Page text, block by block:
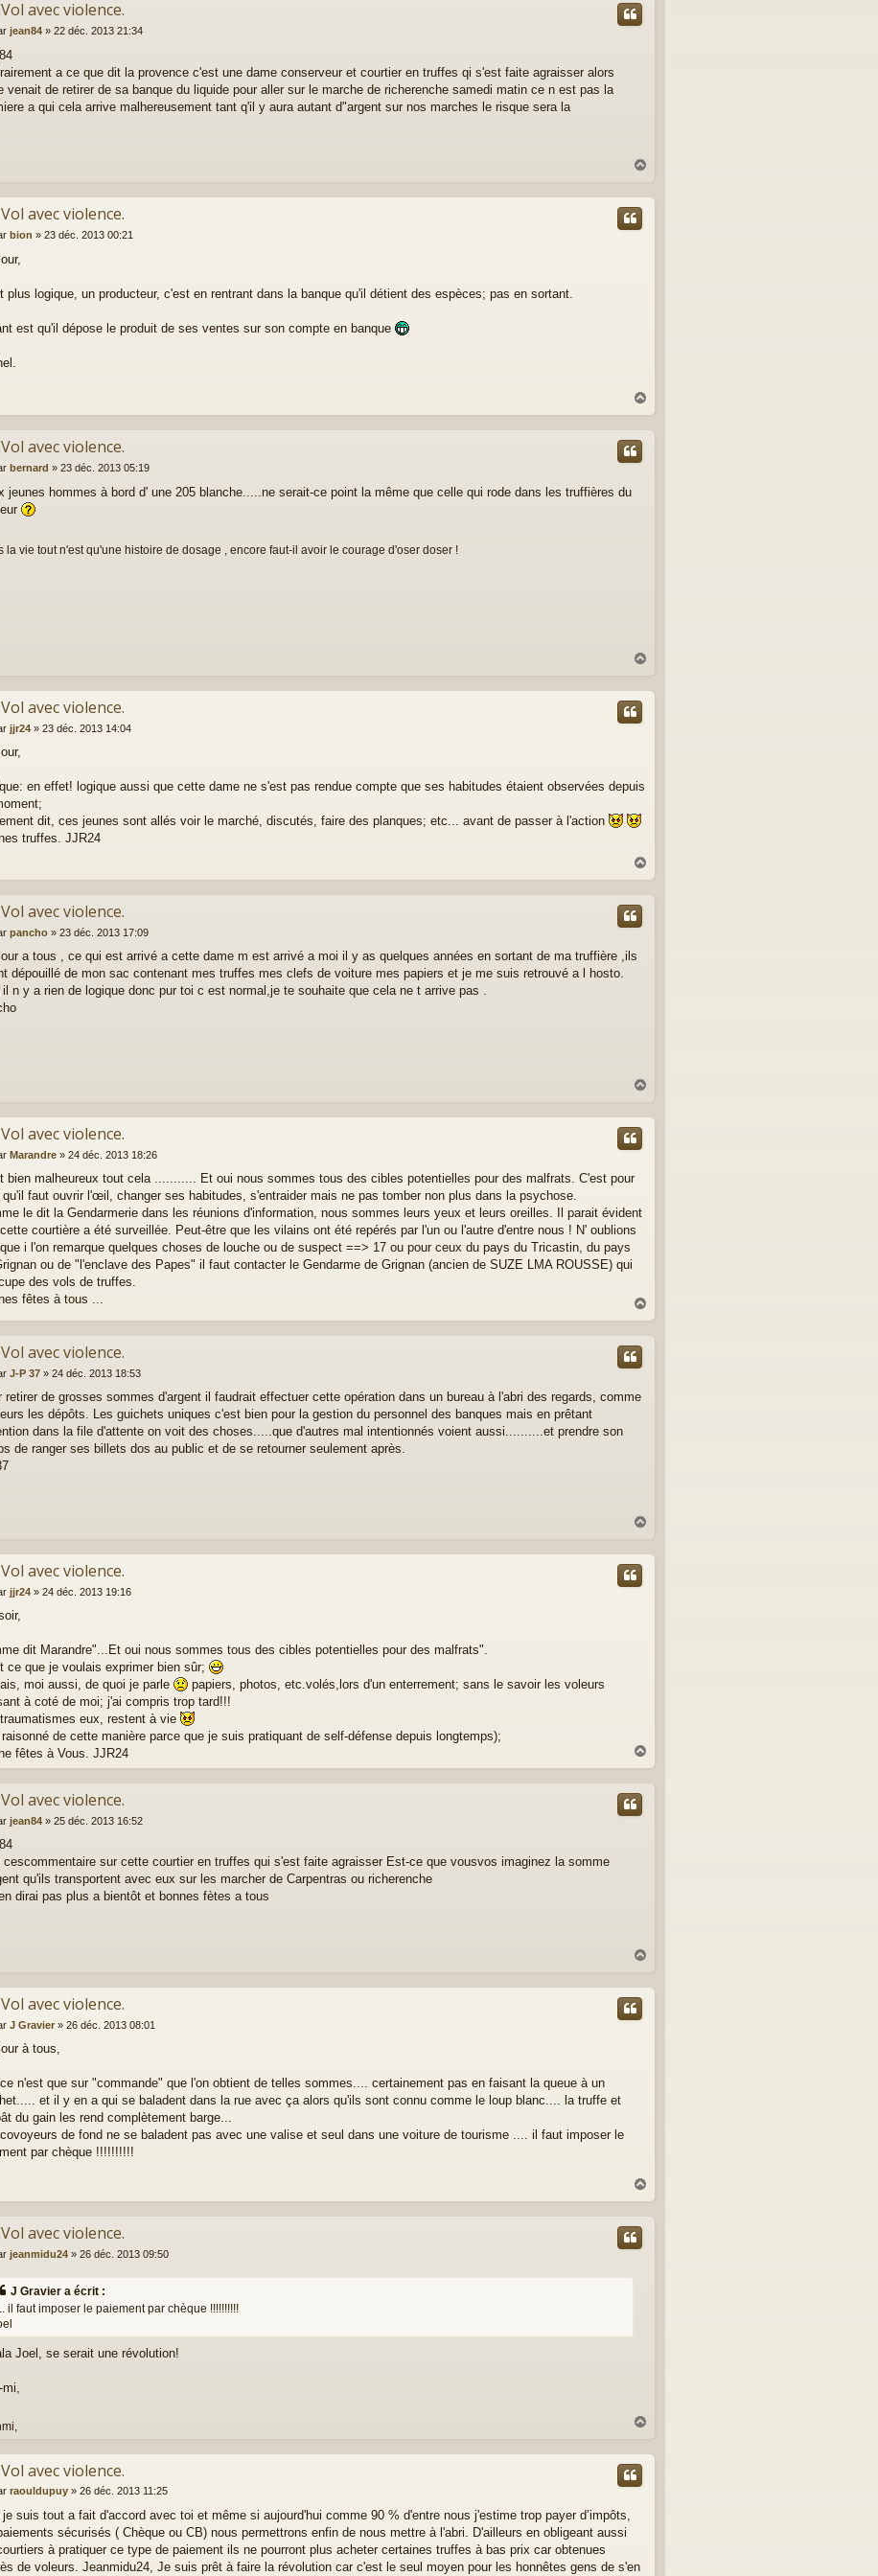
Vol avec violence.
jean84» 22 déc. 2013 21:34
a ce que dit la provence c'est une dame conserveur et courtier en truffes qi s'est faite agraisser alors
venait de retirer de sa banque du liquide pour aller sur le marche de richerenche samedi matin ce n est pas la
a qui cela arrive malhereusement tant q'il y aura autant d"argent sur nos marches le risque sera la
u
Vol avec violence.
bion » 23 déc. 2013 00:21
plus logique, un producteur, c'est en rentrant dans la banque qu'il détient des espèces; pas en sortant.
est qu'il dépose le produit de ses ventes sur son compte en banque
a
Vol avec violence.
bernard » 23 déc. 2013 05:19
jeunes hommes à bord d' une 205 blanche.....ne serait-ce point la même que celle qui rode dans les truffières du
la vie tout n'est qu'une histoire de dosage , encore faut-il avoir le courage d'oser doser !
u
Vol avec violence.
jjr24» 23 déc. 2013 14:04
en effet! logique aussi que cette dame ne s'est pas rendue compte que ses habitudes étaient observées depuis
dit, ces jeunes sont allés voir le marché, discutés, faire des planques; etc... avant de passer à l'action
truffes. JJR24
a
Vol avec violence.
pancho» 23 déc. 2013 17:09
a tous , ce qui est arrivé a cette dame m est arrivé a moi il y as quelques années en sortant de ma truffière ,ils
dépouillé de mon sac contenant mes truffes mes clefs de voiture mes papiers et je me suis retrouvé a l hosto.
il n y a rien de logique donc pur toi c est normal,je te souhaite que cela ne t arrive pas .
u
Vol avec violence.
Marandre» 24 déc. 2013 18:26
bien malheureux tout cela ........... Et oui nous sommes tous des cibles potentielles pour des malfrats. C'est pour
qu'il faut ouvrir l'œil, changer ses habitudes, s'entraider mais ne pas tomber non plus dans la psychose.
le dit la Gendarmerie dans les réunions d'information, nous sommes leurs yeux et leurs oreilles. Il parait évident
courtière a été surveillée. Peut-être que les vilains ont été repérés par l'un ou l'autre d'entre nous ! N' oublions
i l'on remarque quelques choses de louche ou de suspect ==> 17 ou pour ceux du pays du Tricastin, du pays
ou de "l'enclave des Papes" il faut contacter le Gendarme de Grignan (ancien de SUZE LMA ROUSSE) qui
des vols de truffes.
fêtes à tous ...
a
Vol avec violence.
J-P 37» 24 déc. 2013 18:53
retirer de grosses sommes d'argent il faudrait effectuer cette opération dans un bureau à l'abri des regards, comme
les dépôts. Les guichets uniques c'est bien pour la gestion du personnel des banques mais en prêtant
dans la file d'attente on voit des choses.....que d'autres mal intentionnés voient aussi..........et prendre son
de ranger ses billets dos au public et de se retourner seulement après.
u
Vol avec violence.
jjr24» 24 déc. 2013 19:16
dit Marandre"...Et oui nous sommes tous des cibles potentielles pour des malfrats".
ce que je voulais exprimer bien sûr;
moi aussi, de quoi je parle
papiers, photos, etc.volés,lors d'un enterrement; sans le savoir les voleurs
à coté de moi; j'ai compris trop tard!!!
eux, restent à vie
de cette manière parce que je suis pratiquant de self-défense depuis longtemps);
fêtes à Vous. JJR24
a
Vol avec violence.
jean84» 25 déc. 2013 16:52
cescommentaire sur cette courtier en truffes qui s'est faite agraisser Est-ce que vousvos imaginez la somme
qu'ils transportent avec eux sur les marcher de Carpentras ou richerenche
dirai pas plus a bientôt et bonnes fètes a tous
u
Vol avec violence.
J Gravier» 26 déc. 2013 08:01
à tous,
n'est que sur "commande" que l'on obtient de telles sommes.... certainement pas en faisant la queue à un
et il y en a qui se baladent dans la rue avec ça alors qu'ils sont connu comme le loup blanc.... la truffe et
du gain les rend complètement barge...
de fond ne se baladent pas avec une valise et seul dans une voiture de tourisme .... il faut imposer le
par chèque !!!!!!!!!!
a
Vol avec violence.
jeanmidu24» 26 déc. 2013 09:50
J Gravier a écrit :
il faut imposer le paiement par chèque !!!!!!!!!!
Joel, se serait une révolution!
mi,
u
Vol avec violence.
raouldupuy» 26 déc. 2013 11:25
suis tout a fait d'accord avec toi et même si aujourd'hui comme 90 % d'entre nous j'estime trop payer d’impôts,
sécurisés ( Chèque ou CB) nous permettrons enfin de nous mettre à l'abri. D'ailleurs en obligeant aussi
à pratiquer ce type de paiement ils ne pourront plus acheter certaines truffes à bas prix car obtenues
de voleurs. Jeanmidu24, Je suis prêt à faire la révolution car c'est le seul moyen pour les honnêtes gens de s'en